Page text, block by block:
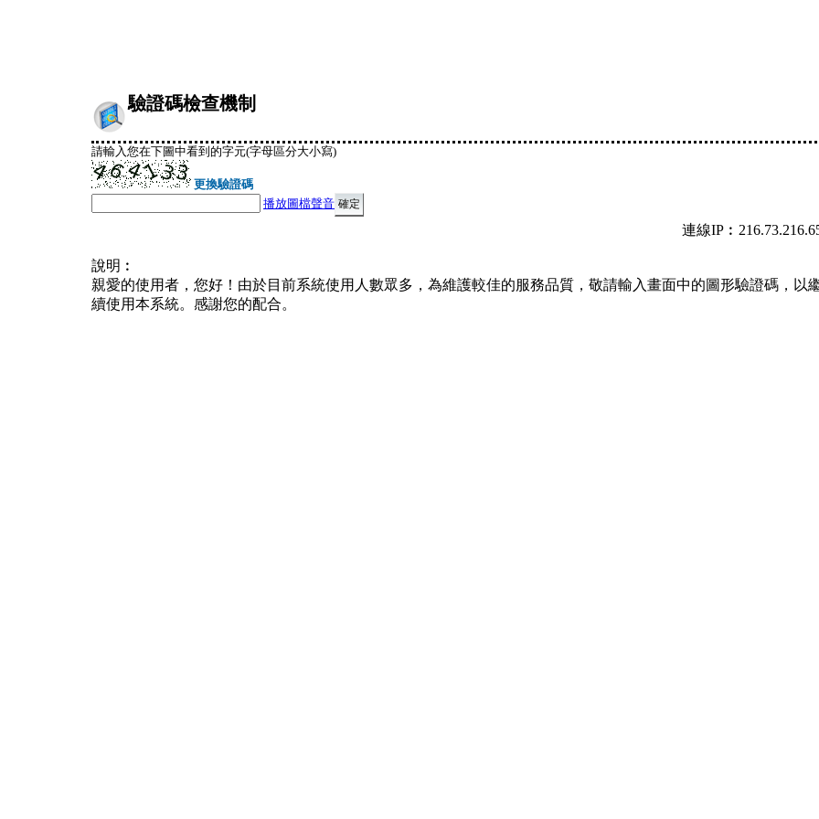
驗證碼檢查機制
請輸入您在下圖中看到的字元(字母區分大小寫)
更換驗證碼
播放圖檔聲音
連線
說明︰
親愛的使用者，您好！由於目前系統使用人數眾多，為維護較佳的服務品質，敬請輸入畫面中的圖形驗證碼，以
續使用本系統。感謝您的配合。